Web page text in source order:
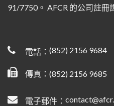
91/7750。 AFCR 的公司註冊
電話： (852) 2156 9684
傳真：(852) 2156 9685
電子郵件：